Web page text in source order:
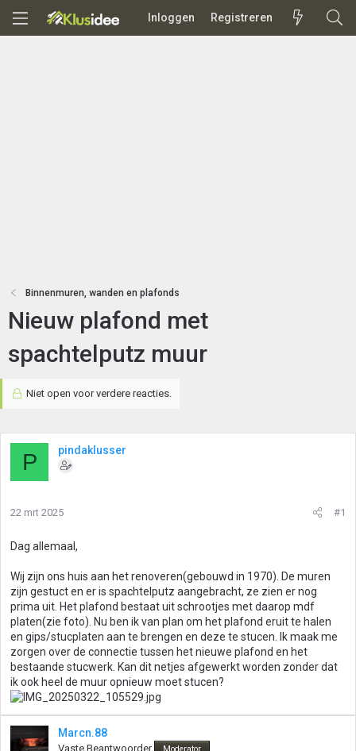
Inloggen Registreren
Binnenmuren, wanden en plafonds
Nieuw plafond met
spachtelputz muur
Niet open voor verdere reacties.
P pindaklusser
22 mrt 2025 #1
Dag allemaal,
Wij zijn ons huis aan het renoveren(gebouwd in 1970). De muren
zijn gestuct en er is spachtelputz aangebracht, ze zien er nog
prima uit. Het plafond bestaat uit schrootjes met daarop mdf
platen(zie foto). Nu ben ik van plan om het plafond eruit te halen
en gips/stucplaten aan te brengen en deze te stucen. Ik maak me
zorgen over de connectie tussen het nieuwe plafond en het
bestaande stucwerk. Kan dit netjes afgewerkt worden zonder dat
ik ook heel de muur opnieuw moet stucen?
Marcn.88
Vaste Beantwoorder